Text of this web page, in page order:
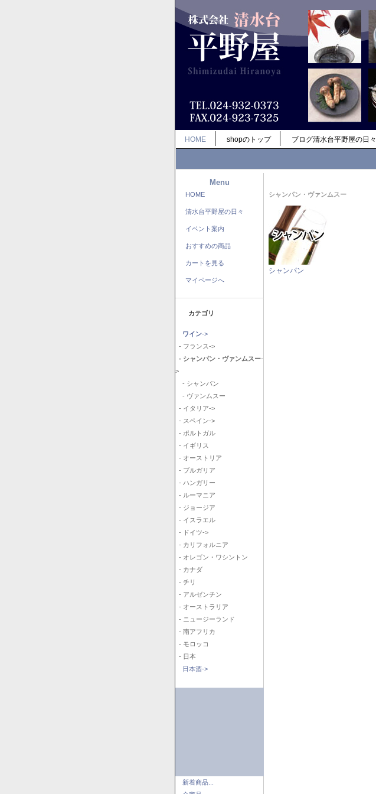
HOME shopのトップ ブログ清水台平野屋の日々
Menu
HOME
清水台平野屋の日々
イベント案内
おすすめの商品
カートを見る
マイページへ
カテゴリ
ワイン->
- フランス->
- シャンパン・ヴァンムスー-
>
- シャンパン
- ヴァンムスー
- イタリア->
- スペイン->
- ポルトガル
- イギリス
- オーストリア
- ブルガリア
- ハンガリー
- ルーマニア
- ジョージア
- イスラエル
- ドイツ->
- カリフォルニア
- オレゴン・ワシントン
- カナダ
- チリ
- アルゼンチン
- オーストラリア
- ニュージーランド
- 南アフリカ
- モロッコ
- 日本
日本酒->
新着商品...
シャンパン・ヴァンムスー
シャンパン